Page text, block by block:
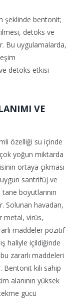
şeklinde bentonit;
detoks ve
Bu uygulamalarda,
detoks etkisi
VE
özelliği su içinde
yoğun miktarda
ortaya çıkması
santrifüj ve
boyutlarının
Solunan havadan,
metal, virüs,
maddeler pozitif
haliyle içildiğinde
zararlı maddeleri
Bentonit kili sahip
alanının yüksek
gücü